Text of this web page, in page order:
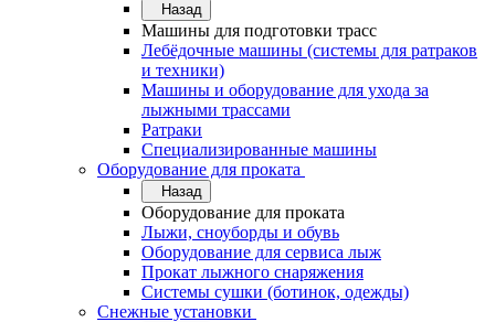
Назад
Машины для подготовки трасс
Лебёдочные машины (системы для ратраков
и техники)
Машины и оборудование для ухода за
лыжными трассами
Ратраки
Специализированные машины
Оборудование для проката
Назад
Оборудование для проката
Лыжи, сноуборды и обувь
Оборудование для сервисa лыж
Прокат лыжного снаряжения
Системы сушки (ботинок, одежды)
Снежные установки